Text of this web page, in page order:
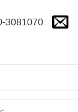
3081070